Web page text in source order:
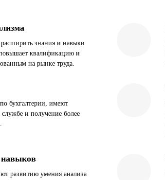
знания и навыки
квалификацию и
на рынке труда.
бухгалтерии, имеют
и получение более
навыков
развитию умения анализа